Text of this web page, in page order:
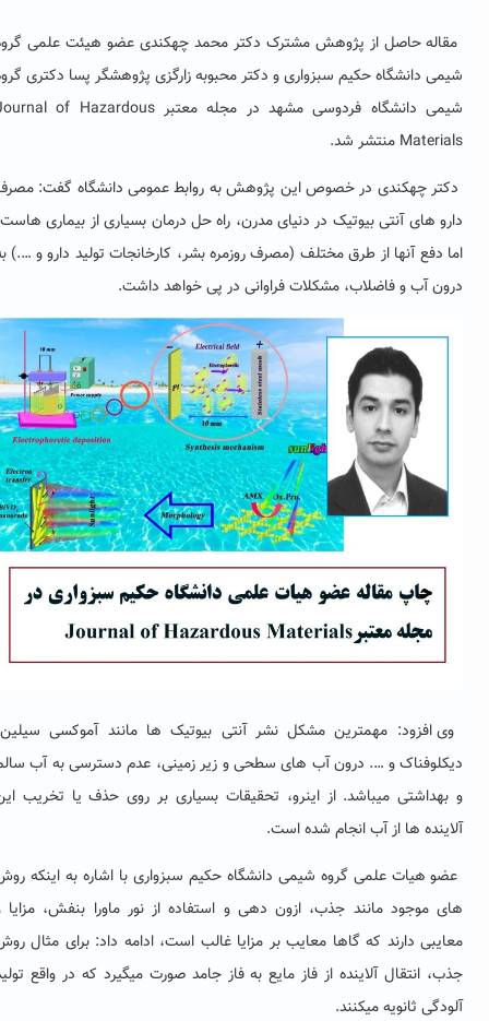
مقاله حاصل از پژوهش مشترک دکتر محمد چهکندی عضو هیئت علمی گروه
دانشگاه حکیم سبزواری و دکتر محبوبه زارگزی پژوهشگر پسا دکتری گروه
دانشگاه فردوسی مشهد در مجله معتبرJournal of Hazardous
منتشر شد.
دکتر چهکندی در خصوص این پژوهش به روابط عمومی دانشگاه گفت: مصرف
های آنتی بیوتیک در دنیای مدرن، راه حل درمان بسیاری از بیماری هاست،
دفع آنها از طرق مختلف (مصرف روزمره بشر، کارخانجات تولید دارو و ….) به
آب و فاضلاب، مشکلات فراوانی در پی خواهد داشت.
وی افزود: مهمترین مشکل نشر آنتی بیوتیک ها مانند آموکسی سیلین،
و …. درون آب های سطحی و زیر زمینی، عدم دسترسی به آب سالم
بهداشتی می­باشد. از اینرو، تحقیقات بسیاری بر روی حذف یا تخریب این
ها از آب انجام شده است.
عضو هیات علمی گروه شیمی دانشگاه حکیم سبزواری با اشاره به اینکه روش
موجود مانند جذب، ازون دهی و استفاده از نور ماورا بنفش، مزایا و
دارند که گاها معایب بر مزایا غالب است، ادامه داد: برای مثال روش
انتقال آلاینده از فاز مایع به فاز جامد صورت می­گیرد که در واقع تولید
ثانویه می­کنند.